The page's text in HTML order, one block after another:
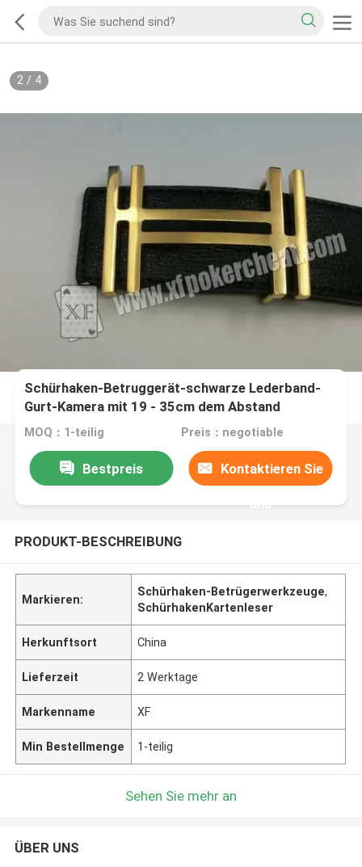
2/ 4
Schürhaken-Betruggerät-schwarze Lederband-
Gurt-Kamera mit 19 - 35cm dem Abstand
MOQ：1-teilig Preis：negotiable
Bestpreis Kontaktieren Sie
uns
PRODUKT-BESCHREIBUNG
Markieren:
Schürhaken-Betrügerwerkzeuge,
SchürhakenKartenleser
Herkunftsort China
Lieferzeit 2 Werktage
Markenname XF
Min Bestellmenge 1-teilig
Sehen Sie mehr an
ÜBER UNS